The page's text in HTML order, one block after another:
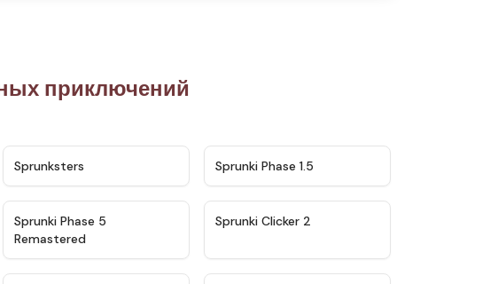
приключений
Sprunksters Sprunki Phase 1.5
Sprunki Phase 5
Remastered
Sprunki Clicker 2